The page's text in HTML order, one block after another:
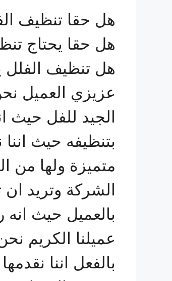
هل حقا تنظيف
هل حقا يحتاج
هل تنظيف الفلل
عزيزي العميل
الجيد للفل حيث
بتنظيفه حيث
متميزة ولها من
الشركة وتريد ان
بالعميل حيث انه
عميلنا الكريم
بالفعل اننا